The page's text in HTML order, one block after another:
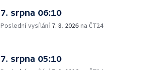
7. srpna 06:10
Poslední vysílání 7. 8. 2026 na ČT24
7. srpna 05:10